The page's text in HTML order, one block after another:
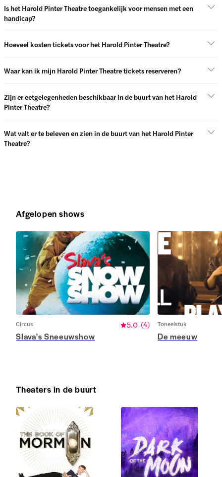
Is het Harold Pinter Theatre toegankelijk voor mensen met een
handicap?
Hoeveel kosten tickets voor het Harold Pinter Theatre?
Waar kan ik mijn Harold Pinter Theatre tickets reserveren?
Zijn er eetgelegenheden beschikbaar in de buurt van het Harold
Pinter Theatre?
Wat valt er te beleven en zien in de buurt van het Harold Pinter
Theatre?
Afgelopen shows
Circus 5.0 (4)
Slava's Sneeuwshow
Toneelstuk
De meeuw
Theaters in de buurt